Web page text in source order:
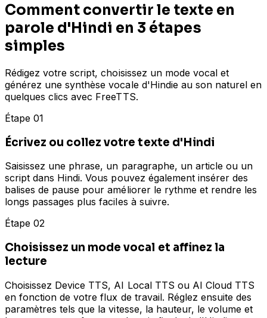
Comment convertir le texte en
parole d'Hindi en 3 étapes
simples
Rédigez votre script, choisissez un mode vocal et
générez une synthèse vocale d'Hindie au son naturel en
quelques clics avec FreeTTS.
Étape 01
Écrivez ou collez votre texte d'Hindi
Saisissez une phrase, un paragraphe, un article ou un
script dans Hindi. Vous pouvez également insérer des
balises de pause pour améliorer le rythme et rendre les
longs passages plus faciles à suivre.
Étape 02
Choisissez un mode vocal et affinez la
lecture
Choisissez Device TTS, AI Local TTS ou AI Cloud TTS
en fonction de votre flux de travail. Réglez ensuite des
paramètres tels que la vitesse, la hauteur, le volume et